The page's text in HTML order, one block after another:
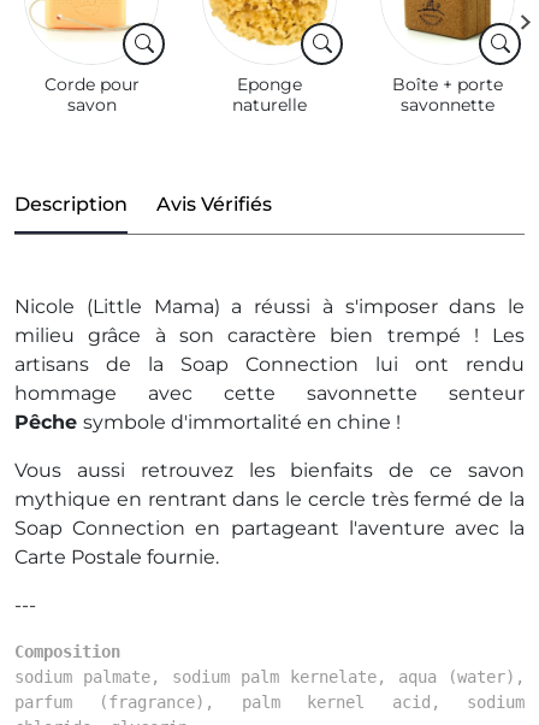
Corde pour
savon
Eponge
naturelle
Boîte + porte
savonnette
Description Avis Vérifiés
Nicole (Little Mama) a réussi à s'imposer dans le
milieu grâce à son caractère bien trempé ! Les
artisans de la Soap Connection lui ont rendu
hommage avec cette savonnette senteur
Pêche symbole d'immortalité en chine !
Vous aussi retrouvez les bienfaits de ce savon
mythique en rentrant dans le cercle très fermé de la
Soap Connection en partageant l'aventure avec la
Carte Postale fournie.
---
Composition
sodium palmate, sodium palm kernelate, aqua (water),
parfum (fragrance), palm kernel acid, sodium